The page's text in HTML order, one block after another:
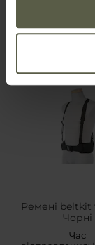
Ремені beltkit
Чорні
Час